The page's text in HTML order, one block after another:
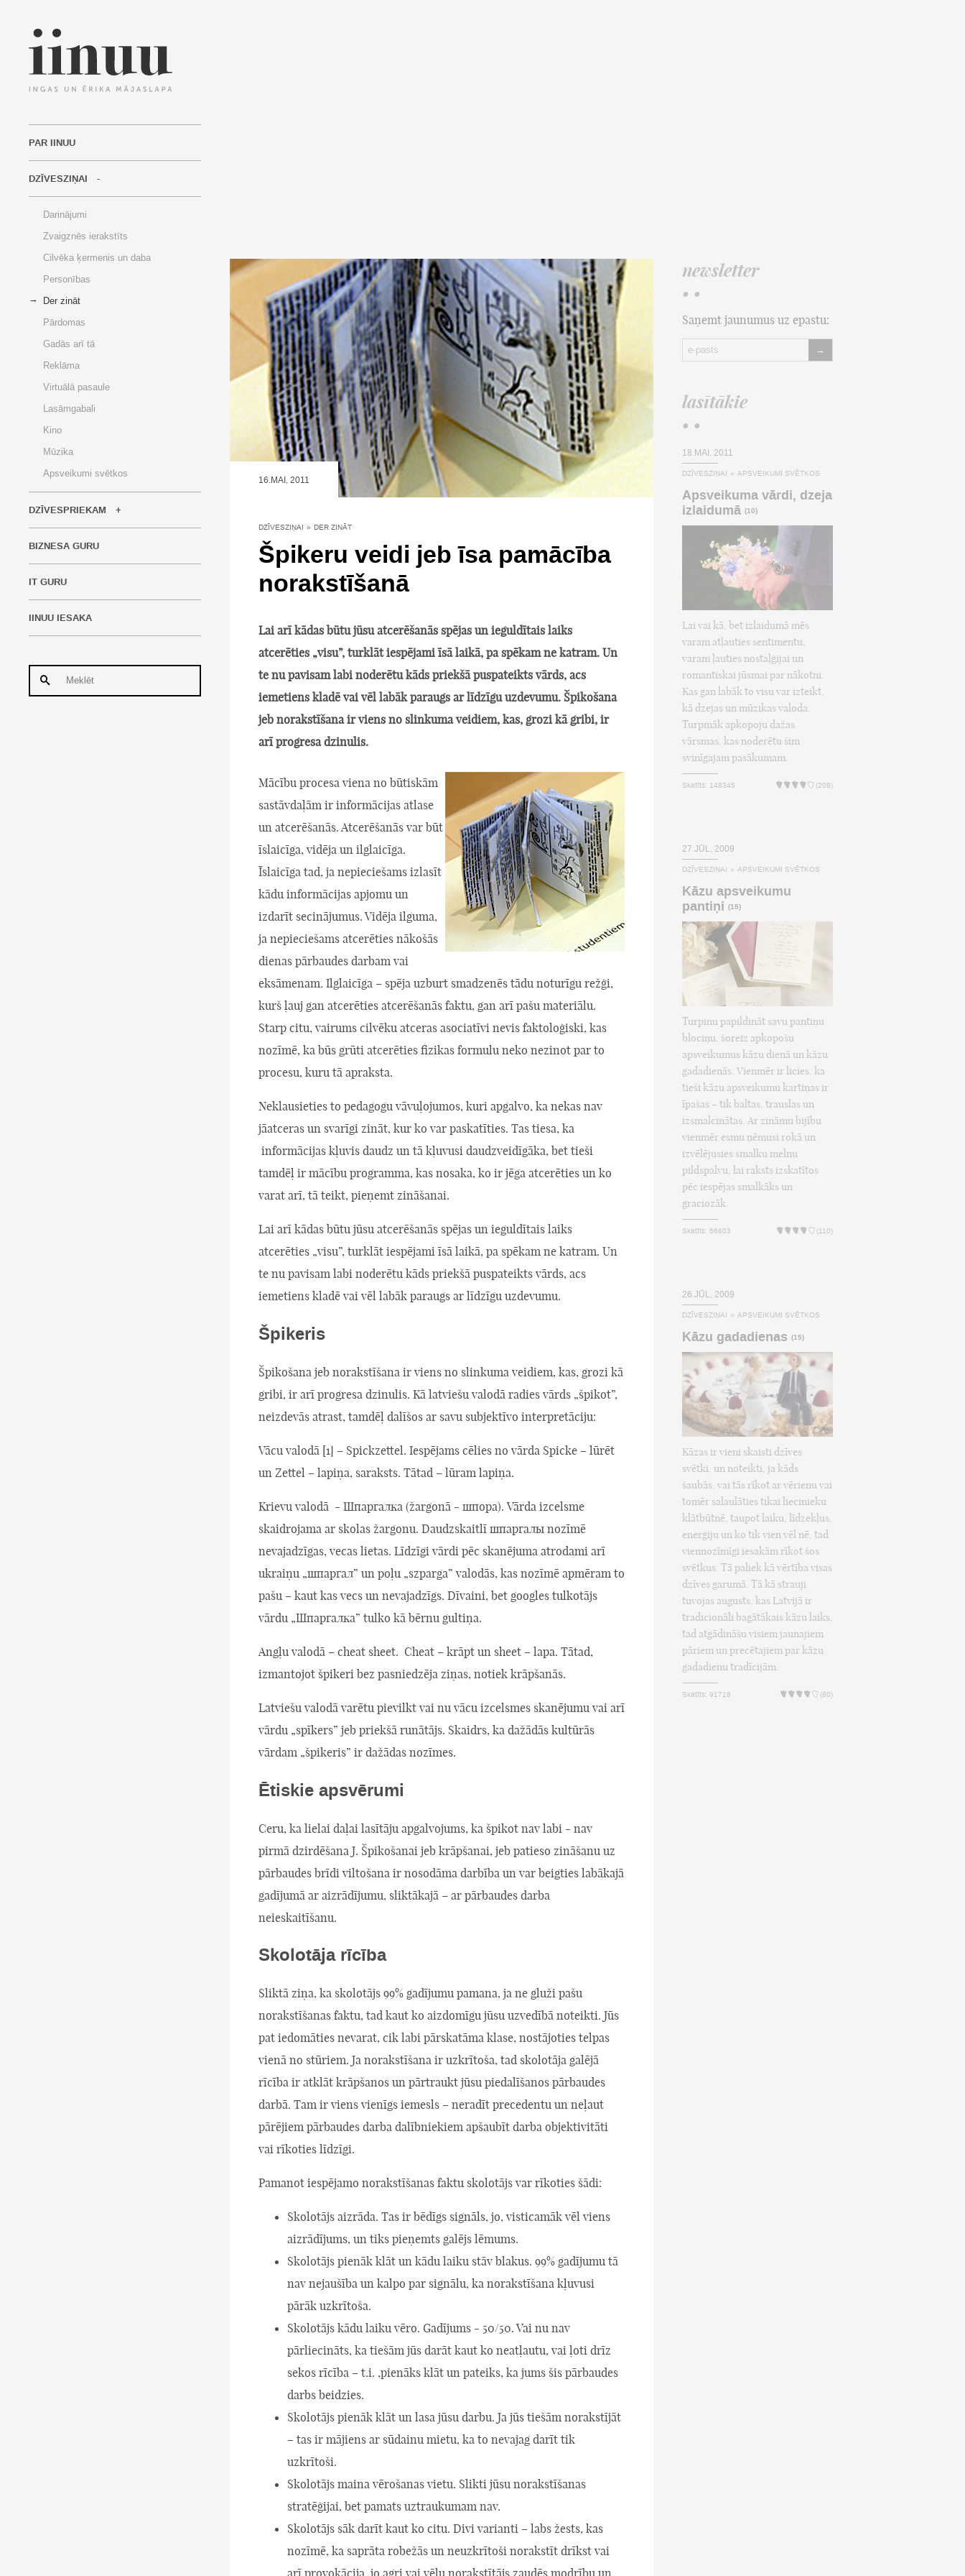
PAR IINUU
DZĪVESZIŅAI
Darinājumi
Zvaigznēs ierakstīts
Cilvēka ķermenis un daba
Personības
Der zināt
Pārdomas
Gadās arī tā
Reklāma
Virtuālā pasaule
Lasāmgabali
Kino
Mūzika
Apsveikumi svētkos
DZĪVESPRIEKAM
BIZNESA GURU
IT GURU
IINUU IESAKA
16.MAI, 2011
DZĪVESZIŅAI » DER ZINĀT
Špikeru veidi jeb īsa pamācība
norakstīšanā
Lai arī kādas būtu jūsu atcerēšanās spējas un ieguldītais laiks
atcerēties „visu”, turklāt iespējami īsā laikā, pa spēkam ne katram. Un
te nu pavisam labi noderētu kāds priekšā puspateikts vārds, acs
iemetiens kladē vai vēl labāk paraugs ar līdzīgu uzdevumu. Špikošana
jeb norakstīšana ir viens no slinkuma veidiem, kas, grozi kā gribi, ir
arī progresa dzinulis.
Mācību procesa viena no būtiskām
sastāvdaļām ir informācijas atlase
un atcerēšanās. Atcerēšanās var būt
īslaicīga, vidēja un ilglaicīga.
Īslaicīga tad, ja nepieciešams izlasīt
kādu informācijas apjomu un
izdarīt secinājumus. Vidēja ilguma,
ja nepieciešams atcerēties nākošās
dienas pārbaudes darbam vai
eksāmenam. Ilglaicīga – spēja uzburt smadzenēs tādu noturīgu režģi,
kurš ļauj gan atcerēties atcerēšanās faktu, gan arī pašu materiālu.
Starp citu, vairums cilvēku atceras asociatīvi nevis faktoloģiski, kas
nozīmē, ka būs grūti atcerēties fizikas formulu neko nezinot par to
procesu, kuru tā apraksta.
Neklausieties to pedagogu vāvuļojumos, kuri apgalvo, ka nekas nav
jāatceras un svarīgi zināt, kur ko var paskatīties. Tas tiesa, ka
informācijas kļuvis daudz un tā kļuvusi daudzveidīgāka, bet tieši
tamdēļ ir mācību programma, kas nosaka, ko ir jēga atcerēties un ko
varat arī, tā teikt, pieņemt zināšanai.
Lai arī kādas būtu jūsu atcerēšanās spējas un ieguldītais laiks
atcerēties „visu”, turklāt iespējami īsā laikā, pa spēkam ne katram. Un
te nu pavisam labi noderētu kāds priekšā puspateikts vārds, acs
iemetiens kladē vai vēl labāk paraugs ar līdzīgu uzdevumu.
Špikeris
Špikošana jeb norakstīšana ir viens no slinkuma veidiem, kas, grozi kā
gribi, ir arī progresa dzinulis. Kā latviešu valodā radies vārds „špikot”,
neizdevās atrast, tamdēļ dalīšos ar savu subjektīvo interpretāciju:
Vācu valodā [1] – Spickzettel. Iespējams cēlies no vārda Spicke – lūrēt
un Zettel – lapiņa, saraksts. Tātad – lūram lapiņa.
Krievu valodā - Шпаргалка (žargonā - шпора). Vārda izcelsme
skaidrojama ar skolas žargonu. Daudzskaitlī шпаргалы nozīmē
nevajadzīgas, vecas lietas. Līdzīgi vārdi pēc skanējuma atrodami arī
ukraiņu „шпаргал” un poļu „szparga” valodās, kas nozīmē apmēram to
pašu – kaut kas vecs un nevajadzīgs. Dīvaini, bet googles tulkotājs
vārdu „Шпаргалка” tulko kā bērnu gultiņa.
Angļu valodā – cheat sheet. Cheat – krāpt un sheet – lapa. Tātad,
izmantojot špikeri bez pasniedzēja ziņas, notiek krāpšanās.
Latviešu valodā varētu pievilkt vai nu vācu izcelsmes skanējumu vai arī
vārdu „spīkers” jeb priekšā runātājs. Skaidrs, ka dažādās kultūrās
vārdam „špikeris” ir dažādas nozīmes.
Ētiskie apsvērumi
Ceru, ka lielai daļai lasītāju apgalvojums, ka špikot nav labi - nav
pirmā dzirdēšana J. Špikošanai jeb krāpšanai, jeb patieso zināšanu uz
pārbaudes brīdi viltošana ir nosodāma darbība un var beigties labākajā
gadījumā ar aizrādījumu, sliktākajā – ar pārbaudes darba
neieskaitīšanu.
Skolotāja rīcība
Sliktā ziņa, ka skolotājs 99% gadījumu pamana, ja ne gluži pašu
norakstīšanas faktu, tad kaut ko aizdomīgu jūsu uzvedībā noteikti. Jūs
pat iedomāties nevarat, cik labi pārskatāma klase, nostājoties telpas
vienā no stūriem. Ja norakstīšana ir uzkrītoša, tad skolotāja galējā
rīcība ir atklāt krāpšanos un pārtraukt jūsu piedalīšanos pārbaudes
darbā. Tam ir viens vienīgs iemesls – neradīt precedentu un neļaut
pārējiem pārbaudes darba dalībniekiem apšaubīt darba objektivitāti
vai rīkoties līdzīgi.
Pamanot iespējamo norakstīšanas faktu skolotājs var rīkoties šādi:
Skolotājs aizrāda. Tas ir bēdīgs signāls, jo, visticamāk vēl viens
aizrādījums, un tiks pieņemts galējs lēmums.
Skolotājs pienāk klāt un kādu laiku stāv blakus. 99% gadījumu tā
nav nejaušība un kalpo par signālu, ka norakstīšana kļuvusi
pārāk uzkrītoša.
Skolotājs kādu laiku vēro. Gadījums - 50/50. Vai nu nav
pārliecināts, ka tiešām jūs darāt kaut ko neatļautu, vai ļoti drīz
sekos rīcība – t.i. ,pienāks klāt un pateiks, ka jums šis pārbaudes
darbs beidzies.
Skolotājs pienāk klāt un lasa jūsu darbu. Ja jūs tiešām norakstījāt
– tas ir mājiens ar sūdainu mietu, ka to nevajag darīt tik
uzkrītoši.
Skolotājs maina vērošanas vietu. Slikti jūsu norakstīšanas
stratēģijai, bet pamats uztraukumam nav.
Skolotājs sāk darīt kaut ko citu. Divi varianti – labs žests, kas
nozīmē, ka saprāta robežās un neuzkrītoši norakstīt drīkst vai
newsletter
• •
Saņemt jaunumus uz epastu:
→
lasītākie
• •
18.MAI, 2011
DZĪVESZIŅAI » APSVEIKUMI SVĒTKOS
Apsveikuma vārdi, dzeja
izlaidumā (10)
Lai vai kā, bet izlaidumā mēs
varam atļauties sentimentu,
varam ļauties nostaļģijai un
romantiskai jūsmai par nākotni.
Kas gan labāk to visu var izteikt,
kā dzejas un mūzikas valoda.
Turpmāk apkopoju dažas
vārsmas, kas noderētu šim
svinīgajam pasākumam.
Skatīts: 148345 (208)
27.JŪL, 2009
DZĪVESZIŅAI » APSVEIKUMI SVĒTKOS
Kāzu apsveikumu
pantiņi (15)
Turpinu papildināt savu pantiņu
blociņu, šoreiz apkopošu
apsveikumus kāzu dienā un kāzu
gadadienās. Vienmēr ir licies, ka
tieši kāzu apsveikumu kartiņas ir
īpašas – tik baltas, trauslas un
izsmalcinātas. Ar zināmu bijību
vienmēr esmu ņēmusi rokā un
izvēlējusies smalku melnu
pildspalvu, lai raksts izskatītos
pēc iespējas smalkāks un
graciozāk.
Skatīts: 66803 (110)
26.JŪL, 2009
DZĪVESZIŅAI » APSVEIKUMI SVĒTKOS
Kāzu gadadienas (15)
Kāzas ir vieni skaisti dzīves
svētki, un noteikti, ja kāds
šaubās, vai tās rīkot ar vērienu vai
tomēr salaulāties tikai liecinieku
klātbūtnē, taupot laiku, līdzekļus,
enerģiju un ko tik vien vēl nē, tad
viennozīmīgi iesakām rīkot šos
svētkus. Tā paliek kā vērtība visas
dzīves garumā. Tā kā strauji
tuvojas augusts, kas Latvijā ir
tradicionāli bagātākais kāzu laiks,
tad atgādināšu visiem jaunajiem
pāriem un precētajiem par kāzu
gadadienu tradīcijām.
Skatīts: 91718 (80)